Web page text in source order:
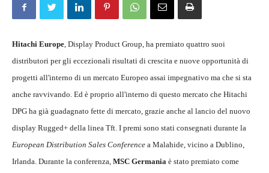
Hitachi Europe, Display Product Group, ha premiato quattro suoi
distributori per gli eccezionali risultati di crescita e nuove opportunità di
progetti all'interno di un mercato Europeo assai impegnativo ma che si sta
anche ravvivando. Ed è proprio all'interno di questo mercato che Hitachi
DPG ha già guadagnato fette di mercato, grazie anche al lancio del nuovo
display Rugged+ della linea Tft. I premi sono stati consegnati durante la
European Distribution Sales Conference a Malahide, vicino a Dublino,
Irlanda. Durante la conferenza, MSC Germania è stato premiato come